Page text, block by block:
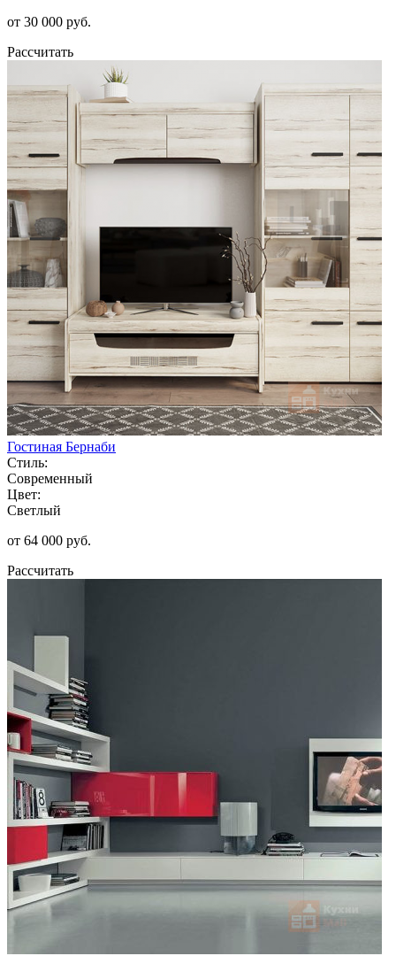
от 30 000 руб.
Рассчитать
Гостиная Бернаби
Стиль:
Современный
Цвет:
Светлый
от 64 000 руб.
Рассчитать